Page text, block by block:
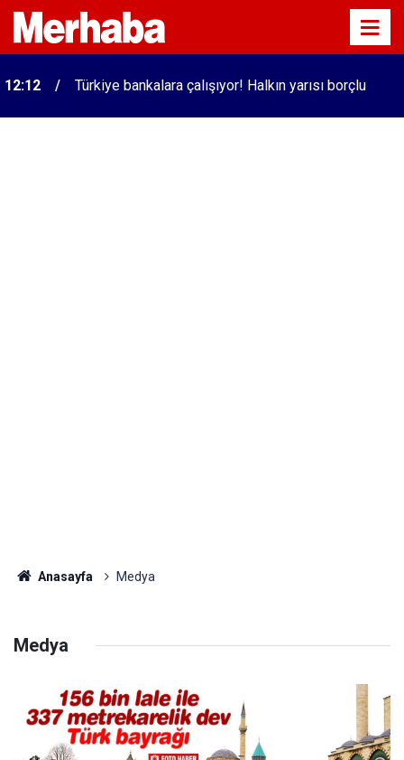
12:12 Türkiye bankalara çalışıyor! Halkın yarısı borçlu
11:44 Gümrük kapısından günlük tır çıkışı rekoru kırıldı
Anasayfa Medya
Medya